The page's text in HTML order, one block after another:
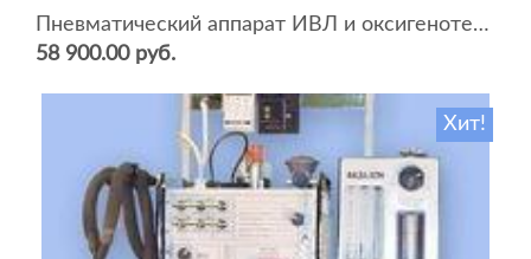
Пневматический аппарат ИВЛ и оксигенотерапии портативный АИВЛп-2/20-«ТМТ»
58 900.00 руб.
Хит!